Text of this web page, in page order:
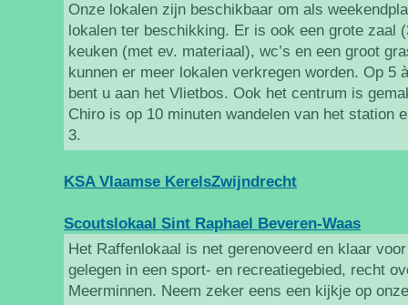
Onze lokalen zijn beschikbaar om als
lokalen ter beschikking. Er is ook een grote zaal
keuken (met ev. materiaal), wc’s en een groot
kunnen er meer lokalen verkregen worden. Op 5
bent u aan het Vlietbos. Ook het centrum is
Chiro is op 10 minuten wandelen van het station
3.
KSA Vlaamse KerelsZwijndrecht
Scoutslokaal Sint Raphael Beveren-Waas
Het Raffenlokaal is net gerenoveerd en klaar
gelegen in een sport- en recreatiegebied, recht
Meerminnen. Neem zeker eens een kijkje op